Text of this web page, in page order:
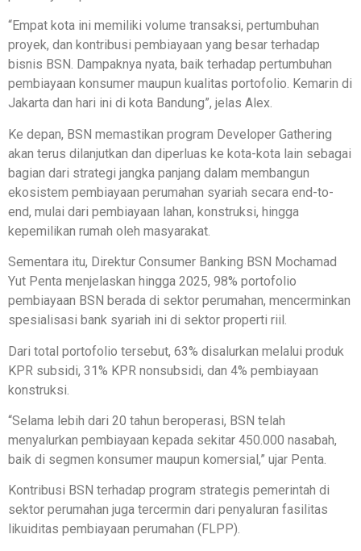
“Empat kota ini memiliki volume transaksi, pertumbuhan
proyek, dan kontribusi pembiayaan yang besar terhadap
bisnis BSN. Dampaknya nyata, baik terhadap pertumbuhan
pembiayaan konsumer maupun kualitas portofolio. Kemarin di
Jakarta dan hari ini di kota Bandung”, jelas Alex.
Ke depan, BSN memastikan program Developer Gathering
akan terus dilanjutkan dan diperluas ke kota-kota lain sebagai
bagian dari strategi jangka panjang dalam membangun
ekosistem pembiayaan perumahan syariah secara end-to-
end, mulai dari pembiayaan lahan, konstruksi, hingga
kepemilikan rumah oleh masyarakat.
Sementara itu, Direktur Consumer Banking BSN Mochamad
Yut Penta menjelaskan hingga 2025, 98% portofolio
pembiayaan BSN berada di sektor perumahan, mencerminkan
spesialisasi bank syariah ini di sektor properti riil.
Dari total portofolio tersebut, 63% disalurkan melalui produk
KPR subsidi, 31% KPR nonsubsidi, dan 4% pembiayaan
konstruksi.
“Selama lebih dari 20 tahun beroperasi, BSN telah
menyalurkan pembiayaan kepada sekitar 450.000 nasabah,
baik di segmen konsumer maupun komersial,” ujar Penta.
Kontribusi BSN terhadap program strategis pemerintah di
sektor perumahan juga tercermin dari penyaluran fasilitas
likuiditas pembiayaan perumahan (FLPP).